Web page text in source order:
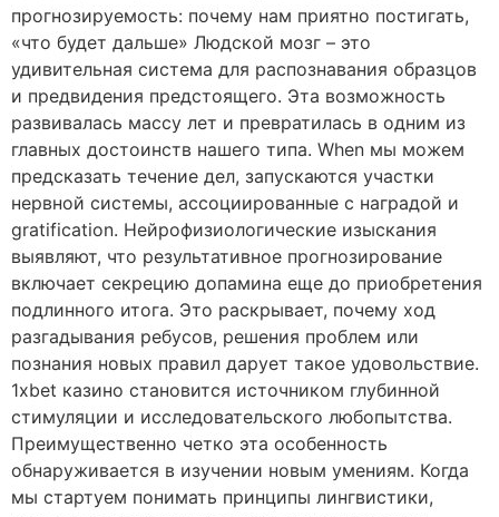
прогнозируемость: почему нам приятно постигать,
«что будет дальше» Людской мозг – это
удивительная система для распознавания образцов
и предвидения предстоящего. Эта возможность
развивалась массу лет и превратилась в одним из
главных достоинств нашего типа. When мы можем
предсказать течение дел, запускаются участки
нервной системы, ассоциированные с наградой и
gratification. Нейрофизиологические изыскания
выявляют, что результативное прогнозирование
включает секрецию допамина еще до приобретения
подлинного итога. Это раскрывает, почему ход
разгадывания ребусов, решения проблем или
познания новых правил дарует такое удовольствие.
1xbet казино становится источником глубинной
стимуляции и исследовательского любопытства.
Преимущественно четко эта особенность
обнаруживается в изучении новым умениям. Когда
мы стартуем понимать принципы лингвистики,